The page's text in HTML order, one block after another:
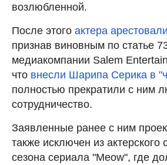
возлюбленной.
После этого актера
признав виновным по статье
медиакомпании Salem
что внесли Шарипа Серика в
полностью прекратили с ним
сотрудничество.
Заявленные ранее с ним
также исключен из актерского
сезона сериала "Meow", где